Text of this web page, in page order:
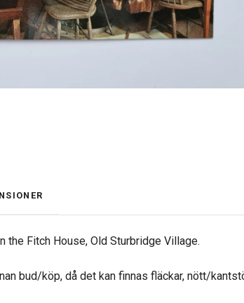
the Fitch House, Old Sturbridge Village.
bud/köp, då det kan finnas fläckar, nött/